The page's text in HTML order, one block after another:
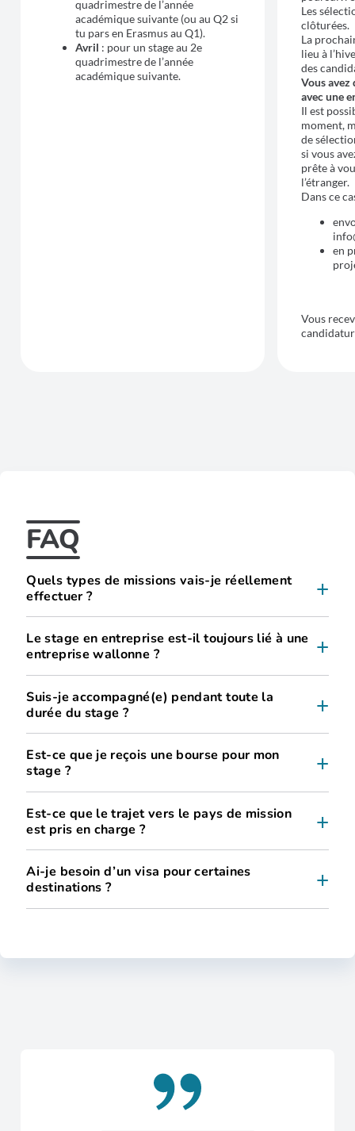
quadrimestre de l’année
académique suivante (ou au Q2 si
tu pars en Erasmus au Q1).
Avril : pour un stage au 2e
quadrimestre de l’année
académique suivante.
Les
clôturées.
La
lieu à
des
Vous avez
avec une
Il est
moment,
de
si vous
prête à
l’étranger.
Dans ce
en
Vous
FAQ
Quels types de missions vais-je réellement
effectuer ?
Le stage en entreprise est-il toujours lié à une
entreprise wallonne ?
Suis-je accompagné(e) pendant toute la
durée du stage ?
Est-ce que je reçois une bourse pour mon
stage ?
Est-ce que le trajet vers le pays de mission
est pris en charge ?
Ai-je besoin d’un visa pour certaines
destinations ?